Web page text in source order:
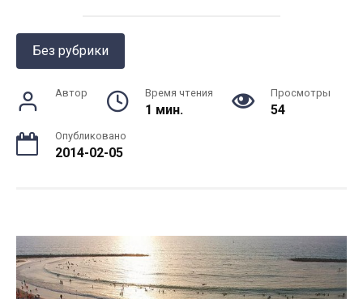
Без рубрики
Автор Время чтения
1 мин.
Просмотры
54
Опубликовано
2014-02-05